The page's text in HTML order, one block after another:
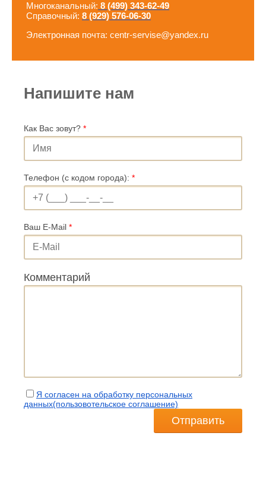
Многоканальный: 8 (499) 343-62-49
Справочный: 8 (929) 576-06-30
Электронная почта: centr-servise@yandex.ru
Напишите нам
Как Вас зовут? *
Телефон (с кодом города): *
Ваш E-Mail *
Комментарий
Я согласен на обработку персональных
данных(пользовотельское соглашение)
Отправить